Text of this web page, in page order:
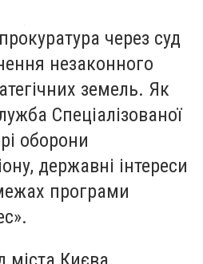
через суд
незаконного
земель. Як
Спеціалізованої
оборони
державні інтереси
програми